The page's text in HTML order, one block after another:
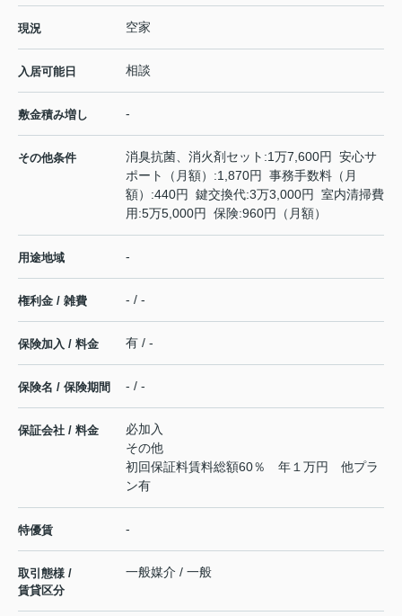
現況 空家
入居可能日 相談
敷金積み増し -
その他条件
消臭抗菌、消火剤セット:1万7,600円 安心サ
ポート（月額）:1,870円 事務手数料（月
額）:440円 鍵交換代:3万3,000円 室内清掃費
用:5万5,000円 保険:960円（月額）
用途地域 -
権利金 / 雑費 - / -
保険加入 / 料金 有 / -
保険名 / 保険期間 - / -
保証会社 / 料金
必加入
その他
初回保証料賃料総額60％ 年１万円 他プラ
ン有
特優賃 -
取引態様 /
賃貸区分
一般媒介 / 一般